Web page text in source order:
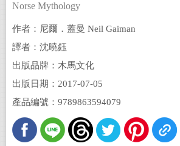
Norse Mythology
作者：尼爾．蓋曼 Neil Gaiman
譯者：沈曉鈺
出版品牌：木馬文化
出版日期：2017-07-05
產品編號：9789863594079